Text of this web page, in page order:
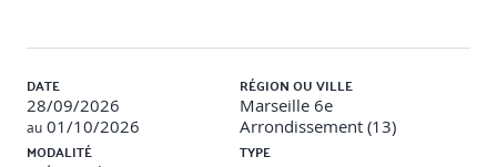
DATE
28/09/2026
au 01/10/2026
RÉGION OU VILLE
Marseille 6e
Arrondissement (13)
MODALITÉ TYPE